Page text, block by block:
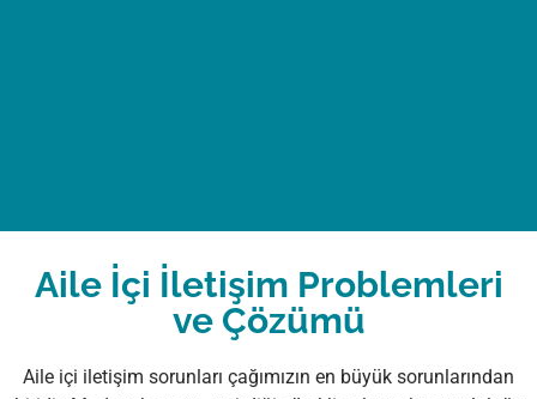
Aile İçi İletişim Problemleri
ve Çözümü
Aile içi iletişim sorunları çağımızın en büyük sorunlarından